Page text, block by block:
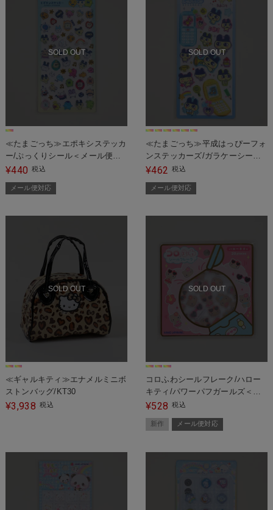
SOLD OUT
≪たまごっち≫エポキシステッカ
ー/ぷっくりシール＜メール便対
応＞
¥440 税込
メール便対応
SOLD OUT
≪たまごっち≫平成はっぴーフォ
ンステッカーズ/ガラケーシー
ル/#平成女児＜メール便対応＞
¥462 税込
メール便対応
SOLD OUT
≪ギャルキティ≫エナメルミニボ
ストンバッグ/KT30
¥3,938 税込
SOLD OUT
コロふわシールフレーク/ハロー
キティ/パワーパフガールズ＜メ
ール便対応＞
¥528 税込
新作 メール便対応